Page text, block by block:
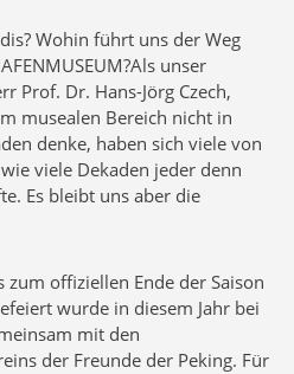
Wohin führt uns der Weg
unser
Prof. Dr. Hans-Jörg Czech,
musealen Bereich nicht in
denke, haben sich viele von
viele Dekaden jeder denn
Es bleibt uns aber die
offiziellen Ende der Saison
wurde in diesem Jahr bei
mit den
der Freunde der Peking. Für